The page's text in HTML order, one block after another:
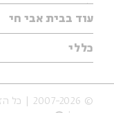
נוער
סדרות
אירועי עבר
ילדים
מוזיקה
עיון
מיוחדים
עוד בבית אבי חי
תערוכות
מיוחדים
כללי
אודות
הצהרת נגישות
© 2007-2026 | כל הזכויות שמורות לבית אבי חי